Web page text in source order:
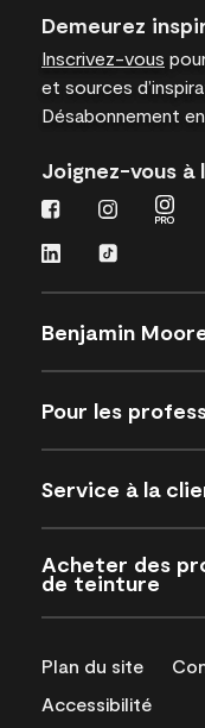
Demeurez
Inscrivez-vous
et sources
Désabonnement
Joignez-vous à
Benjamin
Pour les
Service à la
Acheter des
de teinture
Plan du site
Accessibilité